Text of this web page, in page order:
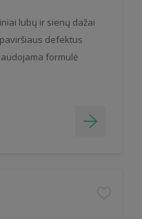
lubų ir sienų dažai
defektus
formulė